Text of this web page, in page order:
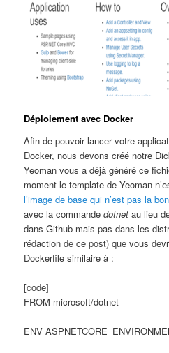
Déploiement avec Docker
Afin de pouvoir lancer votre
Docker, nous devons créé notre
Yeoman vous a déjà généré ce
moment le template de Yeoman
l’image de base qui n’est pas la
avec la commandedotnet au lieu
dans Github mais pas dans les
rédaction de ce post) que vous
Dockerfile similaire à :
[code]
FROM microsoft/dotnet
ENV